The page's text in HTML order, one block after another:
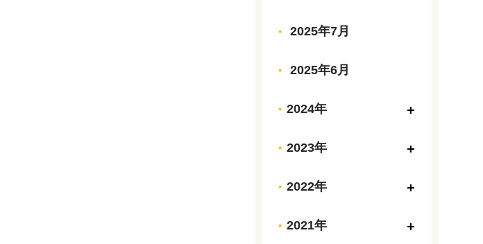
2025年7月
2025年6月
2024年
2023年
2022年
2021年